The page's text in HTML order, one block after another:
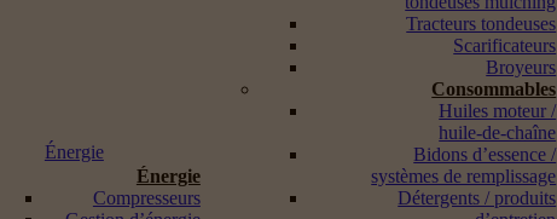
Énergie
Énergie
Compresseurs
Tracteurs tondeuses
Scarificateurs
Broyeurs
Consommables
Huiles moteur /
huile-de-chaîne
Bidons d’essence /
systèmes de remplissage
Détergents / produits